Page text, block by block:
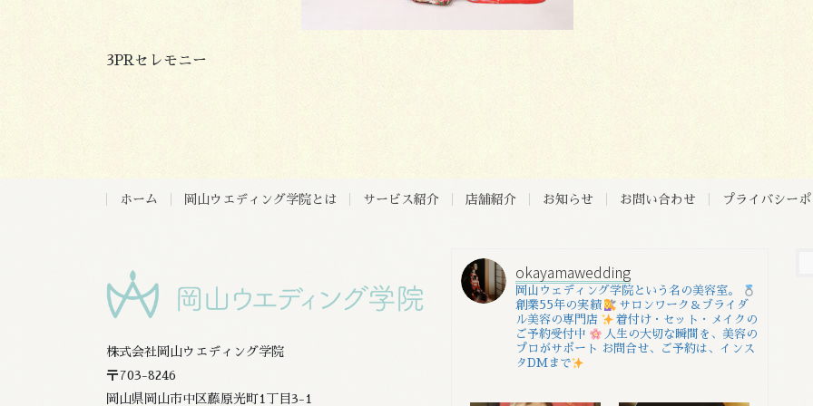
3PRセレモニー
ホーム 岡山ウエディング学院とは サービス紹介 店舗紹介 お知らせ お問い合わせ プライバシー
株式会社岡山ウエディング学院
〒703-8246
岡山県岡山市中区藤原光町1丁目3-1
okayamawedding
岡山ウェディング学院という名の美容室。
創業55年の実績
サロンワーク＆ブライダ
ル美容の専門店
着付け・セット・メイクの
ご予約受付中
人生の大切な瞬間を、美容の
プロがサポート
お問合せ、ご予約は、インス
タDMまで